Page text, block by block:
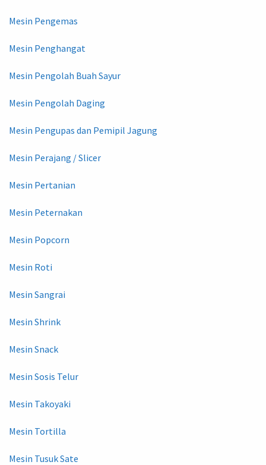
Mesin Pengemas
Mesin Penghangat
Mesin Pengolah Buah Sayur
Mesin Pengolah Daging
Mesin Pengupas dan Pemipil Jagung
Mesin Perajang / Slicer
Mesin Pertanian
Mesin Peternakan
Mesin Popcorn
Mesin Roti
Mesin Sangrai
Mesin Shrink
Mesin Snack
Mesin Sosis Telur
Mesin Takoyaki
Mesin Tortilla
Mesin Tusuk Sate